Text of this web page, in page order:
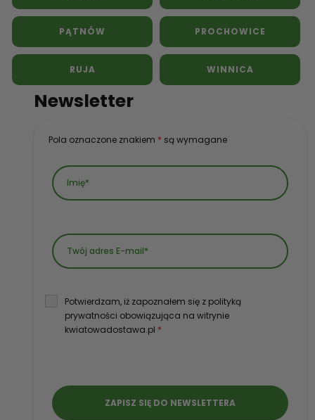
PĄTNÓW PROCHOWICE
RUJA WINNICA
Newsletter
Pola oznaczone znakiem * są wymagane
Potwierdzam, iż zapoznałem się z polityką
prywatności obowiązująca na witrynie
kwiatowadostawa.pl *